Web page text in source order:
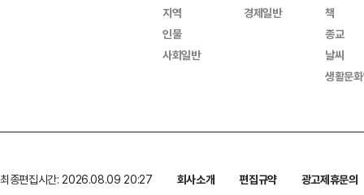
지역
인물
사회일반
경제일반
책
종교
날씨
생활문
최종편집시간: 2026.08.09 20:27 회사소개 편집규약 광고제휴문의